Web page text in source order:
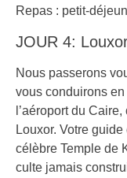
Repas : petit-
JOUR 4:
Nous passerons
vous conduirons
l’aéroport du
Louxor. Votre
célèbre Temple de
culte jamais